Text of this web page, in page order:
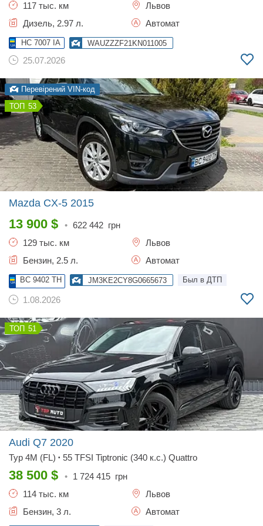
117 тыс. км
Львов
Дизель, 2.97 л.
Автомат
HC 7007 IA WAUZZZF21KN011005
25.07.2026
Перевірений VIN-код
53
Mazda CX-5 2015
13 900 $ • 622 442 грн
129 тыс. км
Львов
Бензин, 2.5 л.
Автомат
BC 9402 TH JM3KE2CY8G0665673 Был в ДТП
1.08.2026
51
Audi Q7 2020
Typ 4M (FL) • 55 TFSI Tiptronic (340 к.с.) Quattro
38 500 $ • 1 724 415 грн
114 тыс. км
Львов
Бензин, 3 л.
Автомат